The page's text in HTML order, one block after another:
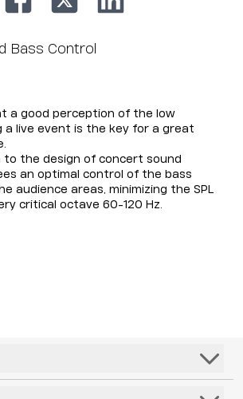
a good perception of the low
a live event is the key for a great
to the design of concert sound
an optimal control of the bass
audience areas, minimizing the SPL
critical octave 60-120 Hz.